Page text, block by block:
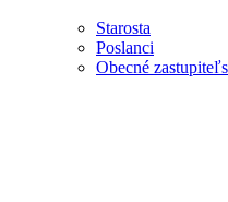
Starosta
Poslanci
Obecné